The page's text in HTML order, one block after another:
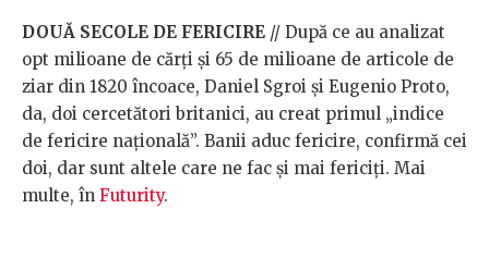
DOUĂ SECOLE DE FERICIRE // După ce au analizat
opt milioane de cărți și 65 de milioane de articole de
ziar din 1820 încoace, Daniel Sgroi și Eugenio Proto,
da, doi cercetători britanici, au creat primul „indice
de fericire națională”. Banii aduc fericire, confirmă cei
doi, dar sunt altele care ne fac și mai fericiți. Mai
multe, în Futurity.